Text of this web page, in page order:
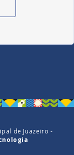
de Juazeiro -